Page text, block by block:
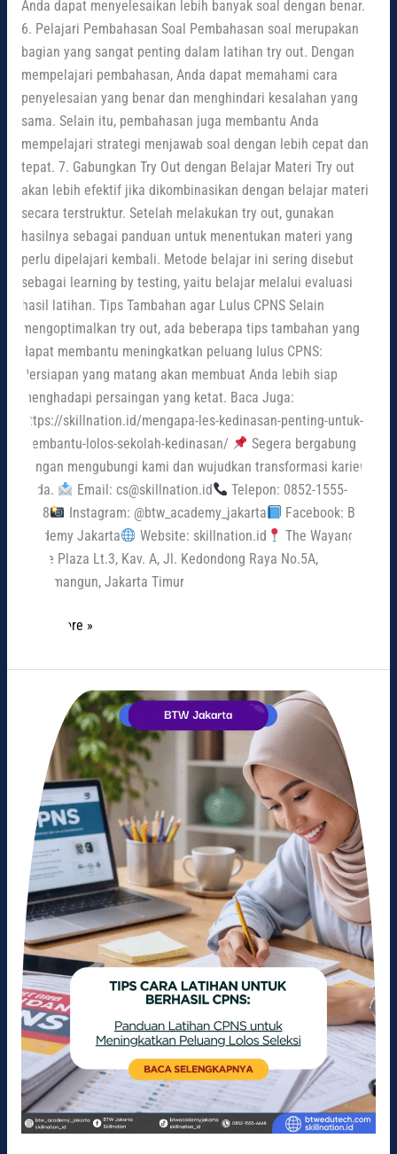
Anda dapat menyelesaikan lebih banyak soal dengan benar.
6. Pelajari Pembahasan Soal Pembahasan soal merupakan
bagian yang sangat penting dalam latihan try out. Dengan
mempelajari pembahasan, Anda dapat memahami cara
penyelesaian yang benar dan menghindari kesalahan yang
sama. Selain itu, pembahasan juga membantu Anda
mempelajari strategi menjawab soal dengan lebih cepat dan
tepat. 7. Gabungkan Try Out dengan Belajar Materi Try out
akan lebih efektif jika dikombinasikan dengan belajar materi
secara terstruktur. Setelah melakukan try out, gunakan
hasilnya sebagai panduan untuk menentukan materi yang
perlu dipelajari kembali. Metode belajar ini sering disebut
sebagai learning by testing, yaitu belajar melalui evaluasi
hasil latihan. Tips Tambahan agar Lulus CPNS Selain
mengoptimalkan try out, ada beberapa tips tambahan yang
dapat membantu meningkatkan peluang lulus CPNS:
Persiapan yang matang akan membuat Anda lebih siap
menghadapi persaingan yang ketat. Baca Juga:
https://skillnation.id/mengapa-les-kedinasan-penting-untuk-
membantu-lolos-sekolah-kedinasan/
Segera bergabung
dengan mengubungi kami dan wujudkan transformasi karier
Anda.
Email: cs@skillnation.id
Telepon: 0852-1555-
6668
Instagram: @btw_academy_jakarta
Facebook: BTW
Academy Jakarta
Website: skillnation.id
The Wayang
Office Plaza Lt.3, Kav. A, Jl. Kedondong Raya No.5A,
Rawamangun, Jakarta Timur
Read More »
Latihan
untuk
Meningkatkan
Peluang
Lolos
Seleksi